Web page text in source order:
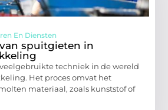
En Diensten
spuitgieten in
techniek in de wereld
Het proces omvat het
materiaal, zoals kunststof of